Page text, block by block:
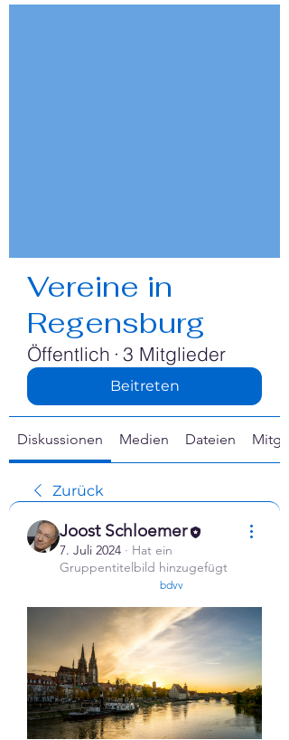
Vereine in
Regensburg
Öffentlich · 3 Mitglieder
Beitreten
Diskussionen Medien Dateien
Zurück
Joost Schloemer
7. Juli 2024 · Hat ein
Gruppentitelbild hinzugefügt
bdvv